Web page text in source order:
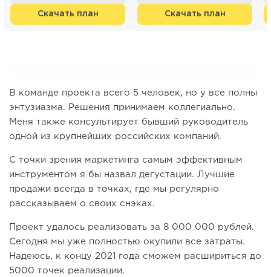
Скачать план Скачать план
В команде проекта всего 5 человек, но у все полны
энтузиазма. Решения принимаем коллегиально.
Меня также консультирует бывший руководитель
одной из крупнейших российских компаний.
С точки зрения маркетинга самым эффективным
инструментом я бы назвал дегустации. Лучшие
продажи всегда в точках, где мы регулярно
рассказываем о своих снэках.
Проект удалось реализовать за 8 000 000 рублей.
Сегодня мы уже полностью окупили все затраты.
Надеюсь, к концу 2021 года сможем расшириться до
5000 точек реализации.